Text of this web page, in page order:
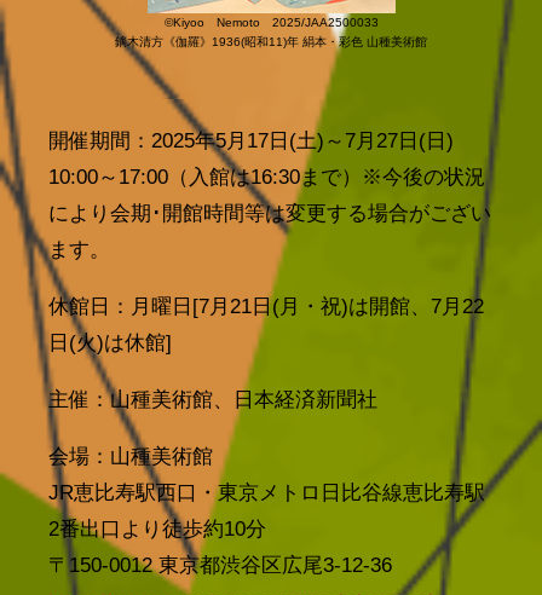
©Kiyoo Nemoto 2025/JAA2500033
鏑木清方《伽羅》1936(昭和11)年 絹本・彩色 山種美術館
開催期間：2025年5月17日(土)～7月27日(日)
10:00～17:00（入館は16:30まで）※今後の状況
により会期･開館時間等は変更する場合がござい
ます。
休館日：月曜日[7月21日(月・祝)は開館、7月22
日(火)は休館]
主催：山種美術館、日本経済新聞社
会場：山種美術館
JR恵比寿駅西口・東京メトロ日比谷線恵比寿駅
2番出口より徒歩約10分
〒150-0012 東京都渋谷区広尾3-12-36